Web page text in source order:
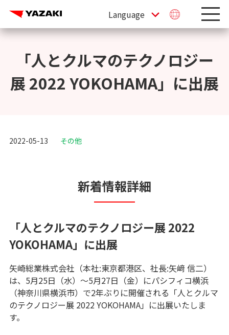
「人とクルマのテクノロジー
展 2022 YOKOHAMA」に出展
2022-05-13 その他
新着情報詳細
「人とクルマのテクノロジー展 2022
YOKOHAMA」に出展
矢崎総業株式会社（本社:東京都港区、社長:矢﨑 信二）
は、5月25日（水）～5月27日（金）にパシフィコ横浜
（神奈川県横浜市）で2年ぶりに開催される「人とクルマ
のテクノロジー展 2022 YOKOHAMA」に出展いたしま
す。